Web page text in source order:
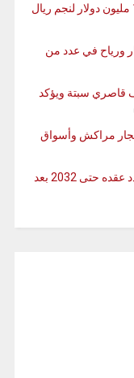
أغلى 10 لاعبين أفارقة عبر التاريخ … 144 مليون دولار لنجم ريال
ورياح في عدد من
قاصري سبتة ويؤكد
من لغة تجار مراكش وأسواق
ريال مدريد يحسم الجدل.. فينيسيوس يجدد عقده حتى 2032 بعد